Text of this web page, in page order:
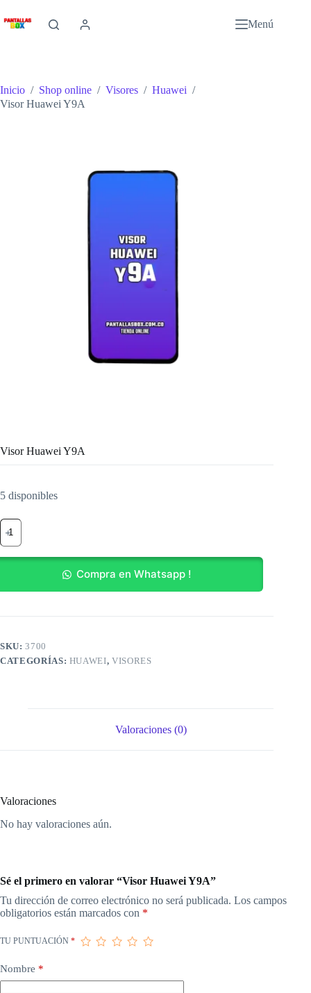
al
contenido
Menú
Inicio / Shop online / Visores / Huawei /
Visor Huawei Y9A
Visor Huawei Y9A
5 disponibles
Visor
Huawei
Y9A
cantidad
Compra en Whatsapp !
SKU:3700
CATEGORÍAS: HUAWEI,VISORES
Valoraciones (0)
Valoraciones
No hay valoraciones aún.
Sé el primero en valorar “Visor Huawei Y9A”
Tu dirección de correo electrónico no será publicada. Los campos
obligatorios están marcados con *
TU PUNTUACIÓN *
Nombre *